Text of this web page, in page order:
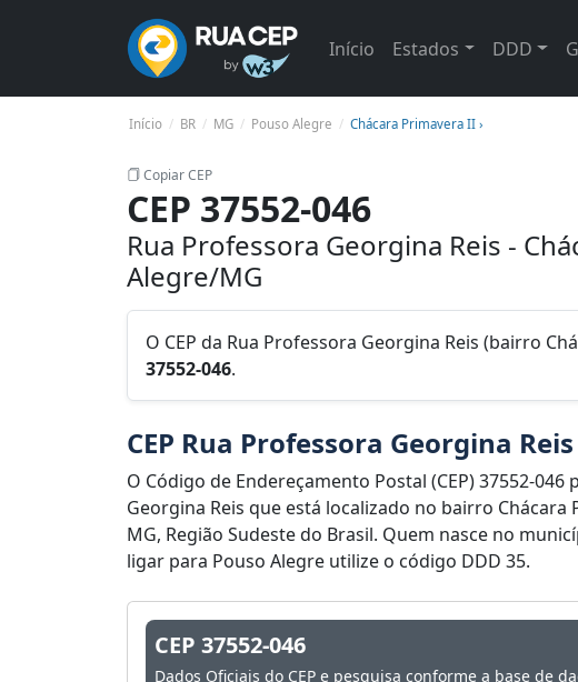
Início Estados DDD
Início BR MG Pouso Alegre Chácara Primavera II ›
Copiar CEP
CEP 37552-046
Rua Professora Georgina Reis -
Alegre/MG
O CEP da Rua Professora Georgina Reis (bairro
37552-046.
CEP Rua Professora Georgina Reis
O Código de Endereçamento Postal (CEP) 37552-
Georgina Reis que está localizado no bairro Chácara
MG, Região Sudeste do Brasil. Quem nasce no
ligar para Pouso Alegre utilize o código DDD 35.
CEP 37552-046
Dados Oficiais do CEP e pesquisa conforme a base de